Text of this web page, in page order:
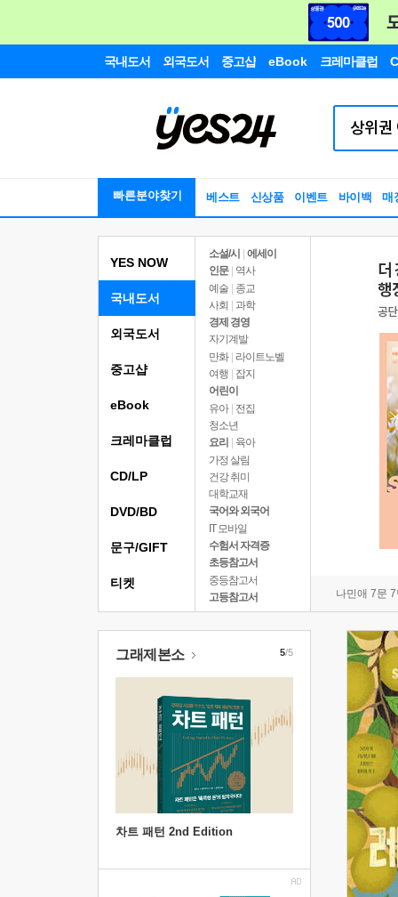
국내도서 외국도서 중고샵 eBook 크레마클럽
빠른분야찾기 베스트 신상품 이벤트 바이백 매
YES NOW
국내도서
소설/시
에세이
인문
역사
예술 | 종교
사회 | 과학
경제 경영
자기계발
만화 | 라이트노벨
여행
잡지
어린이
유아 | 전집
청소년
요리
육아
가정 살림
건강 취미
대학교재
국어와 외국어
IT 모바일
수험서 자격증
초등참고서
중등참고서
고등참고서
나민애 7문
외국도서
중고샵
eBook
크레마클럽
CD/LP
DVD/BD
문구/GIFT
티켓
그래제본소
차트 패턴 2nd Edition
5/5